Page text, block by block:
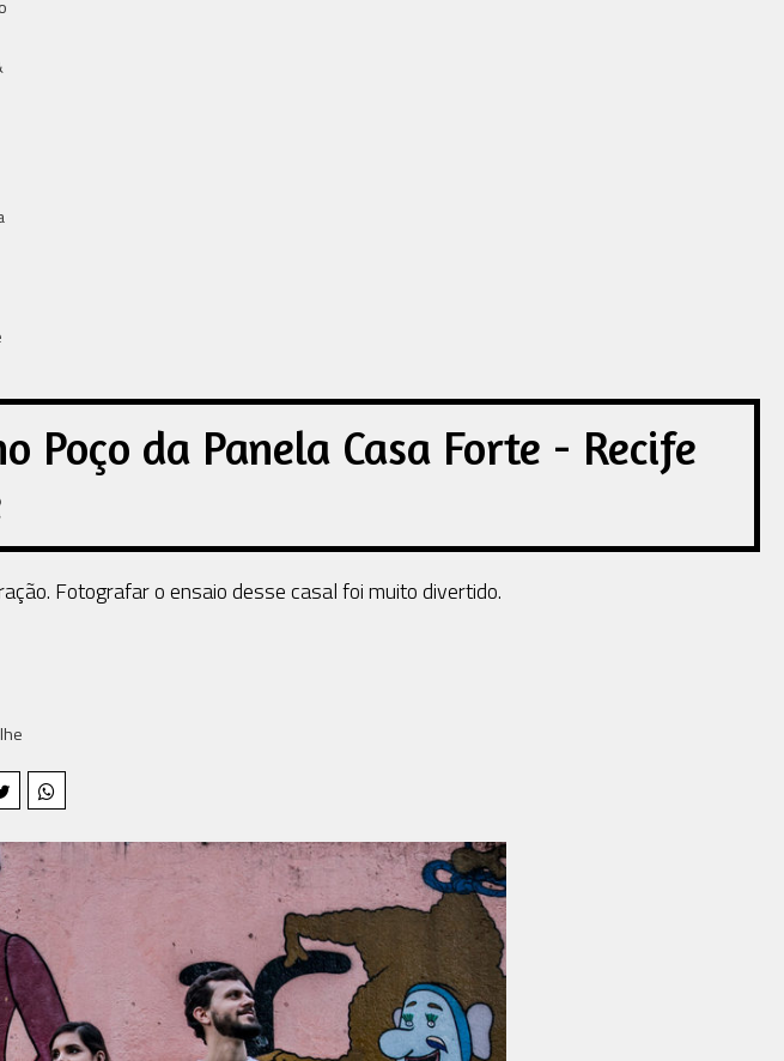
da Panela Casa Forte - Recife
Fotografar o ensaio desse casal foi muito divertido.